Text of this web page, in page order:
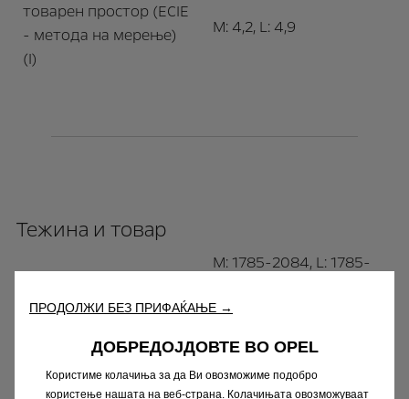
товарен простор (ECIE
- метода на мерење)
(I)
M: 4,2, L: 4,9
Тежина и товар
Тежина на возилото
M: 1785-2084, L: 1785-
Капацитет на
резервоарот за
гориво (l)
–
ПРОДОЛЖИ БЕЗ ПРИФАЌАЊЕ →
ДОБРЕДОЈДОВТЕ ВО OPEL
Користиме колачиња за да Ви овозможиме подобро
користење нашата на веб-страна. Колачињата овозможуваат